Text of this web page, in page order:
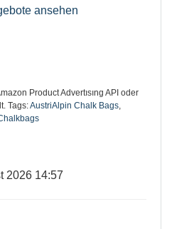
ansehen
Product Advertısıng API oder
Tags:AustriAlpin Chalk Bags,
2026 14:57